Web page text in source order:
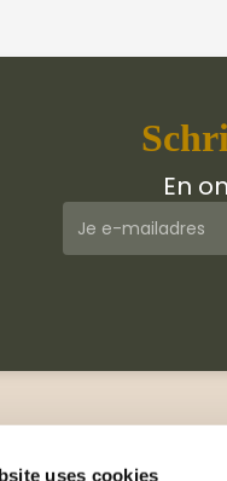
uses cookies
En